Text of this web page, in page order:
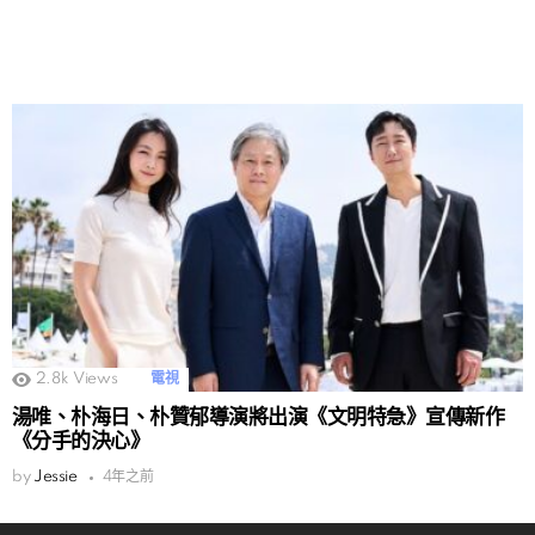
2.8k Views 電視
湯唯、朴海日、朴贊郁導演將出演《文明特急》宣傳新作
《分手的決心》
by Jessie 4年之前